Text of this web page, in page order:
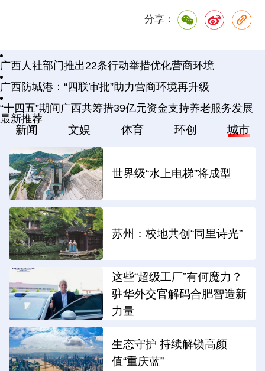
分享：
广西人社部门推出22条行动举措优化营商环境
广西防城港：“四联审批”助力营商环境再升级
“十四五”期间广西共筹措39亿元资金支持养老服务发展
最新推荐
新闻 文娱 体育 环创 城市
世界级“水上电梯”将成型
苏州：校地共创“同里诗光”
这些“超级工厂”有何魔力？
驻华外交官解码合肥智造新
力量
生态守护 持续解锁高颜
值“重庆蓝”